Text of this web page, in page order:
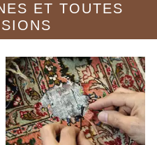
ET TOUTES